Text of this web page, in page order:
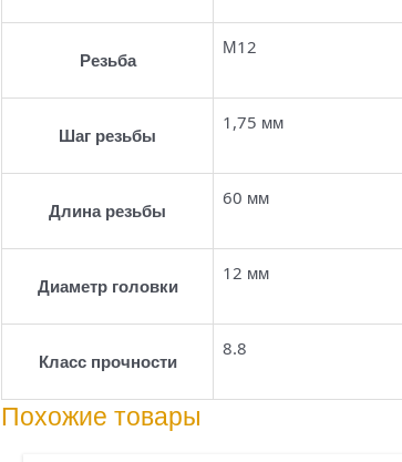
Резьба
М12
Шаг резьбы
1,75 мм
Длина резьбы
60 мм
Диаметр головки
12 мм
Класс прочности
8.8
Похожие товары